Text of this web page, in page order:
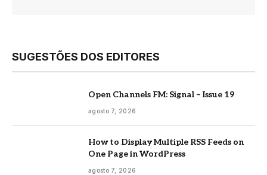
SUGESTÕES DOS EDITORES
Open Channels FM: Signal – Issue 19
agosto 7, 2026
How to Display Multiple RSS Feeds on
One Page in WordPress
agosto 7, 2026